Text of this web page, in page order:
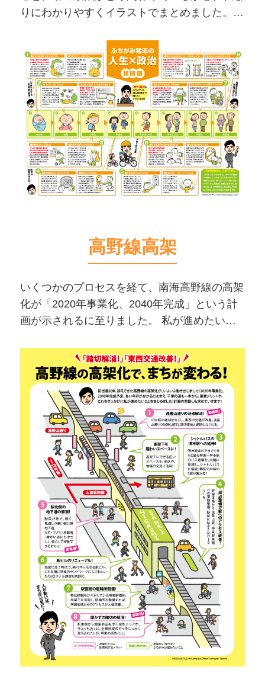
りにわかりやすくイラストでまとめました。
無関係の人生はありえません。そのことだけで
も伝わりますように！
高野線高架
いくつかのプロセスを経て、南海高野線の高架
化が「2020年事業化、2040年完成」という計
画が示されるに至りました。 私が進めたいこ
反対の方の声にもしっかり耳を傾け、心配が少
しでも解消するよう配慮しながらも、子や孫の
世代のことも考えながら、この事業の一日も早
い完成を、引き続き訴えていきたいと思いま